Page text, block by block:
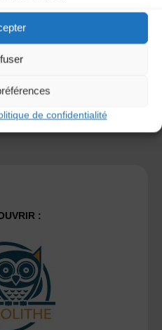
de confidentialité
les indésirables.En
données de vos
: